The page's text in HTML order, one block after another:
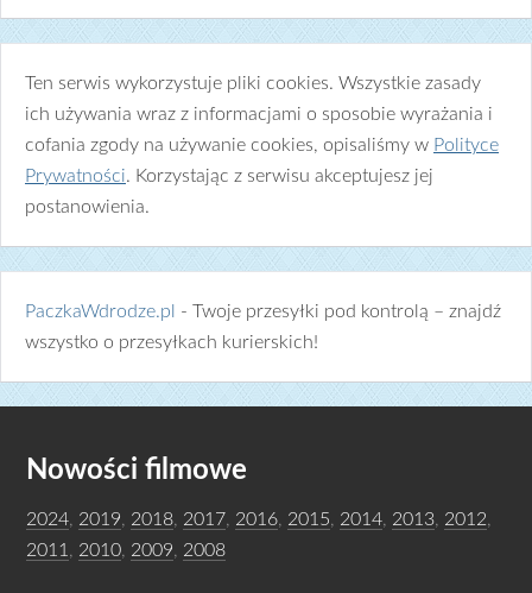
Ten serwis wykorzystuje pliki cookies. Wszystkie zasady
ich używania wraz z informacjami o sposobie wyrażania i
cofania zgody na używanie cookies, opisaliśmy w Polityce
Prywatności. Korzystając z serwisu akceptujesz jej
postanowienia.
PaczkaWdrodze.pl
- Twoje przesyłki pod kontrolą – znajdź
wszystko o przesyłkach kurierskich!
Nowości filmowe
2024 2019 2018 2017 2016 2015 2014 2013 2012
2011
2010 2009 2008